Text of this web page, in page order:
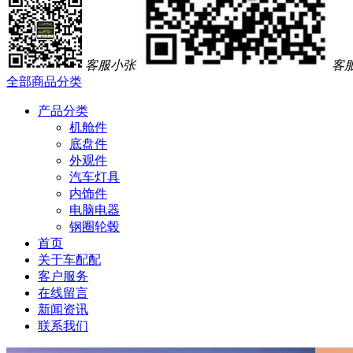
客服小张
客
全部商品分类
产品分类
机舱件
底盘件
外观件
汽车灯具
内饰件
电脑电器
钢圈轮毂
首页
关于车配配
客户服务
在线留言
新闻资讯
联系我们